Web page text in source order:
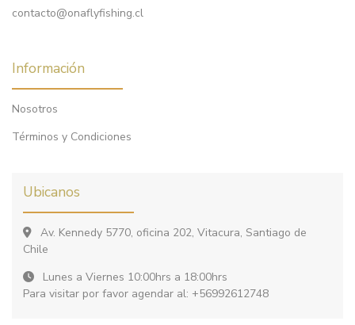
contacto@onaflyfishing.cl
Información
Nosotros
Términos y Condiciones
Ubicanos
Av. Kennedy 5770, oficina 202, Vitacura, Santiago de
Chile
Lunes a Viernes 10:00hrs a 18:00hrs
Para visitar por favor agendar al: +56992612748